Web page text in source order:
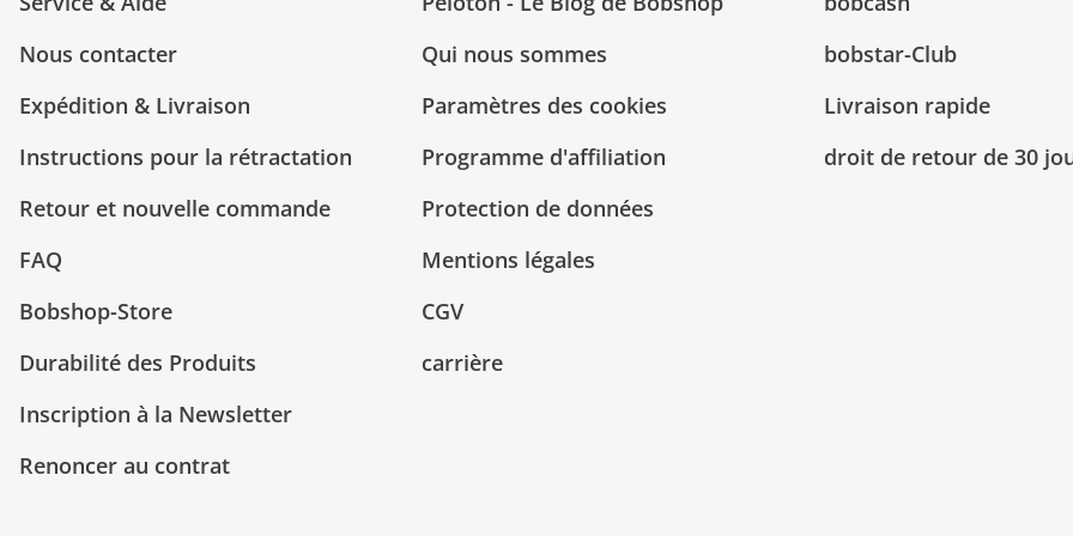
Nous contacter
Expédition & Livraison
Instructions pour la rétractation
Retour et nouvelle commande
FAQ
Bobshop-Store
Durabilité des Produits
Inscription à la Newsletter
Renoncer au contrat
Qui nous sommes
Paramètres des cookies
Programme d'affiliation
Protection de données
Mentions légales
CGV
carrière
bobstar-Club
Livraison rapide
droit de retour de 30